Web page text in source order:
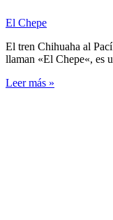
El Chepe
El tren Chihuaha al
llaman «El Chepe«, es
Leer más »